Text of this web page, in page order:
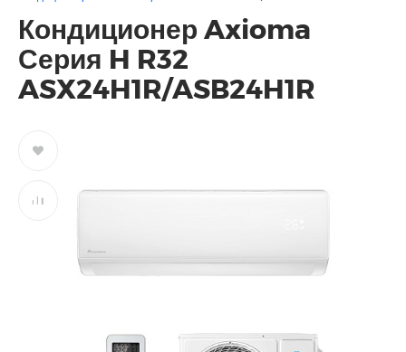
Кондиционер Axioma
Серия H R32
ASX24H1R/ASB24H1R